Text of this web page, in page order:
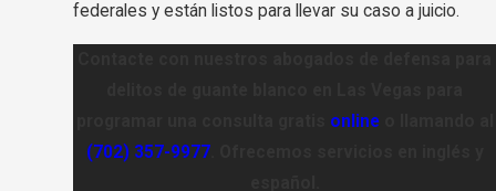
federales y están listos para llevar su caso a juicio.
onlineo llamando al
(702) 357-9977. Ofrecemos servicios en inglés y